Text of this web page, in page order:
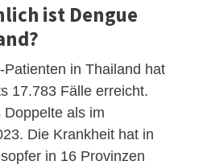
ist Dengue
in Thailand hat
17.783 Fälle erreicht.
als im
Die Krankheit hat in
in 16 Provinzen